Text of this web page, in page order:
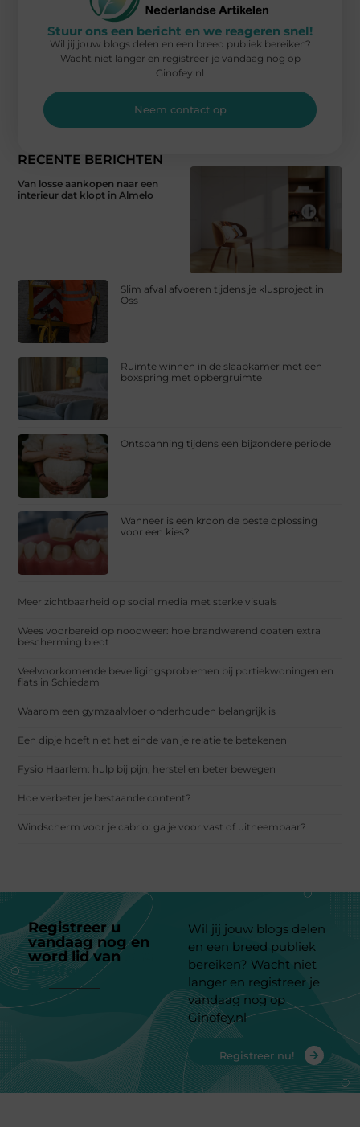
RECENTE BERICHTEN
Van losse aankopen naar een
interieur dat klopt in Almelo
Slim afval afvoeren tijdens je klusproject in
Oss
Ruimte winnen in de slaapkamer met een
boxspring met opbergruimte
Ontspanning tijdens een bijzondere periode
Wanneer is een kroon de beste oplossing
voor een kies?
Meer zichtbaarheid op social media met sterke visuals
Wees voorbereid op noodweer: hoe brandwerend coaten extra
bescherming biedt
Veelvoorkomende beveiligingsproblemen bij portiekwoningen en
flats in Schiedam
Waarom een gymzaalvloer onderhouden belangrijk is
Een dipje hoeft niet het einde van je relatie te betekenen
Fysio Haarlem: hulp bij pijn, herstel en beter bewegen
Hoe verbeter je bestaande content?
Windscherm voor je cabrio: ga je voor vast of uitneembaar?
Stuur ons een bericht en we reageren snel!
Wil jij jouw blogs delen en een breed publiek bereiken?
Wacht niet langer en registreer je vandaag nog op
Ginofey.nl
Neem contact op
Registreer u
vandaag nog en
word lid van
platform
Wil jij jouw blogs delen
en een breed publiek
bereiken? Wacht niet
langer en registreer je
vandaag nog op
Ginofey.nl
Registreer nu!